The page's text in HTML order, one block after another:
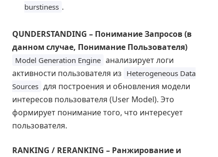
burstiness .
QUNDERSTANDING – Понимание Запросов (в
данном случае, Понимание Пользователя)
Model Generation Engine анализирует логи
активности пользователя из Heterogeneous Data
Sources для построения и обновления модели
интересов пользователя (User Model). Это
формирует понимание того, что интересует
пользователя.
RANKING / RERANKING – Ранжирование и